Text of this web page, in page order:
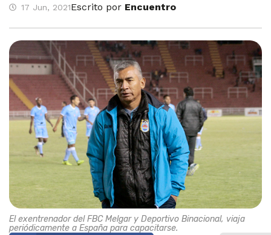
17 Jun, 2021Escrito por Encuentro
El exentrenador del FBC Melgar y Deportivo Binacional, viaja
periódicamente a España para capacitarse.